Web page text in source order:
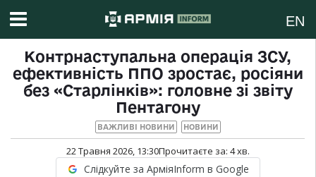
EN
Контрнаступальна операція ЗСУ,
ефективність ППО зростає, росіяни
без «Старлінків»: головне зі звіту
Пентагону
ВАЖЛИВІ НОВИНИ НОВИНИ
22 Травня 2026, 13:30Прочитаєте за: 4хв.
Слідкуйте за АрміяInform в Google